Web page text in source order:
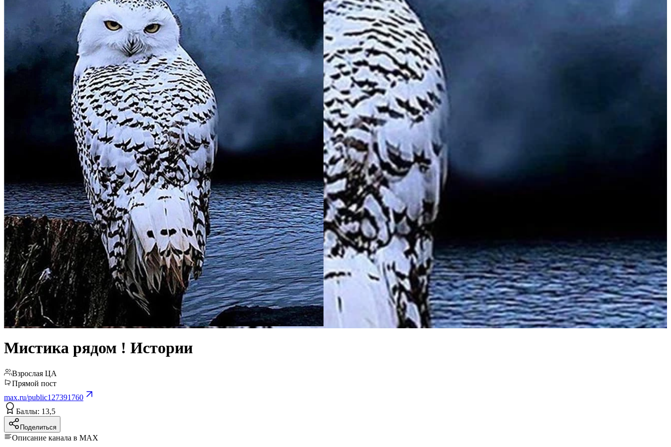
Мистика рядом ! Истории
Взрослая ЦА
Прямой пост
max.ru/public127391760
Баллы: 13,5
Поделиться
Описание канала в MAX